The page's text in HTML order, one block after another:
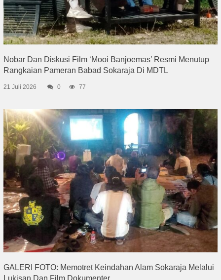
Nobar Dan Diskusi Film ‘Mooi Banjoemas’ Resmi Menutup
Rangkaian Pameran Babad Sokaraja Di MDTL
21 Juli 2026 0 77
GALERI FOTO: Memotret Keindahan Alam Sokaraja Melalui